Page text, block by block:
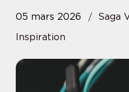
05 mars 2026
Saga
Inspiration